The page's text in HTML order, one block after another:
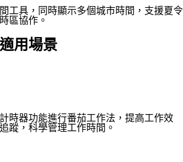
工具，同時顯示多個城市時間，支援夏令
區協作。
用場景
時器功能進行番茄工作法，提高工作效
蹤，科學管理工作時間。